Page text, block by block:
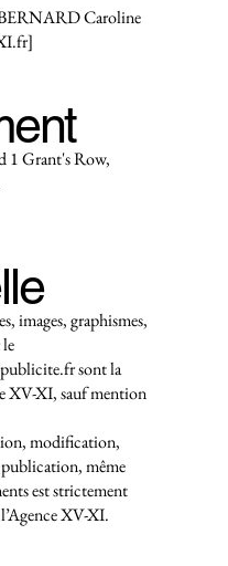
Caroline
1 Grant's Row,
images, graphismes,
sont la
XV-XI, sauf mention
modification,
même
est strictement
XV-XI.